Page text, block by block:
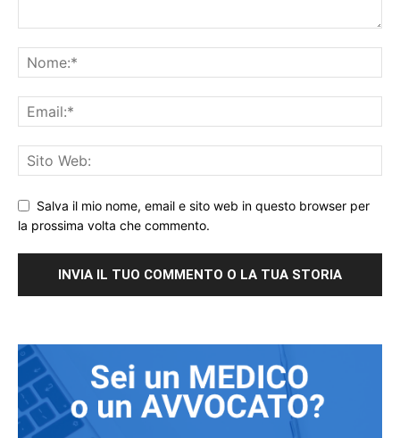
Salva il mio nome, email e sito web in questo browser per
la prossima volta che commento.